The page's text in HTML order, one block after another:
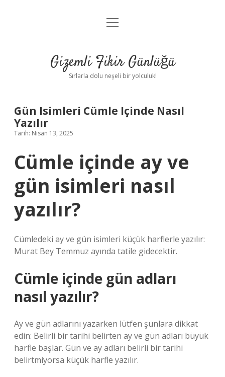
Anasayfa
Yasal Uyarı
menüyü
Gizemli Fikir Günlüğü
Sırlarla dolu neşeli bir yolculuk!
Gün Isimleri Cümle Içinde Nasıl
Yazılır
Tarih: Nisan 13, 2025
Cümle içinde ay ve
gün isimleri nasıl
yazılır?
Cümledeki ay ve gün isimleri küçük harflerle yazılır:
Murat Bey Temmuz ayında tatile gidecektir.
Cümle içinde gün adları
nasıl yazılır?
Ay ve gün adlarını yazarken lütfen şunlara dikkat
edin: Belirli bir tarihi belirten ay ve gün adları büyük
harfle başlar. Gün ve ay adları belirli bir tarihi
belirtmiyorsa küçük harfle yazılır.